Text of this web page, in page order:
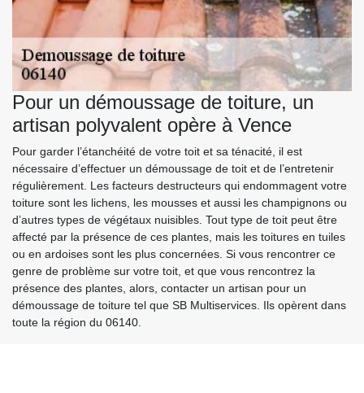
Pour un démoussage de toiture, un
artisan polyvalent opère à Vence
Pour garder l’étanchéité de votre toit et sa ténacité, il est
nécessaire d’effectuer un démoussage de toit et de l’entretenir
régulièrement. Les facteurs destructeurs qui endommagent votre
toiture sont les lichens, les mousses et aussi les champignons ou
d’autres types de végétaux nuisibles. Tout type de toit peut être
affecté par la présence de ces plantes, mais les toitures en tuiles
ou en ardoises sont les plus concernées. Si vous rencontrer ce
genre de problème sur votre toit, et que vous rencontrez la
présence des plantes, alors, contacter un artisan pour un
démoussage de toiture tel que SB Multiservices. Ils opèrent dans
toute la région du 06140.